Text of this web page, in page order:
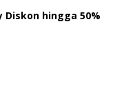
Diskon hingga 50%